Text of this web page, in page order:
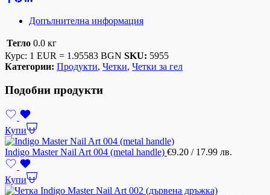
Допълнителна информация
Тегло 0.0 кг
Курс: 1 EUR = 1.95583 BGN SKU: 5955
Категории: Продукти, Четки, Четки за гел
Подобни продукти
Купи
Indigo Master Nail Art 004 (metal handle) €9.20 / 17.99 лв.
Купи